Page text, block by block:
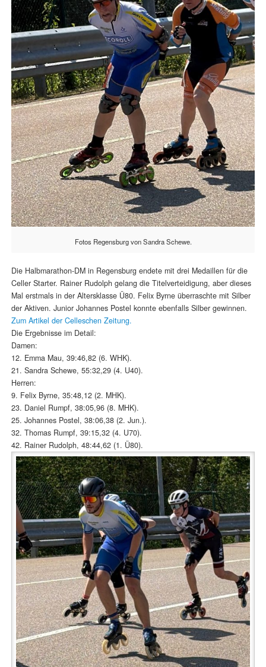
Fotos Regensburg von Sandra Schewe.
Die Halbmarathon-DM in Regensburg endete mit drei Medaillen für die
Celler Starter. Rainer Rudolph gelang die Titelverteidigung, aber dieses
Mal erstmals in der Altersklasse Ü80. Felix Byrne überraschte mit Silber
der Aktiven. Junior Johannes Postel konnte ebenfalls Silber gewinnen.
Zum Artikel der Celleschen Zeitung.
Die Ergebnisse im Detail:
Damen:
12. Emma Mau, 39:46,82 (6. WHK).
21. Sandra Schewe, 55:32,29 (4. U40).
Herren:
9. Felix Byrne, 35:48,12 (2. MHK).
23. Daniel Rumpf, 38:05,96 (8. MHK).
25. Johannes Postel, 38:06,38 (2. Jun.).
32. Thomas Rumpf, 39:15,32 (4. U70).
42. Rainer Rudolph, 48:44,62 (1. Ü80).